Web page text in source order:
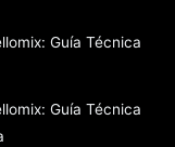
Guía Técnica
Guía Técnica